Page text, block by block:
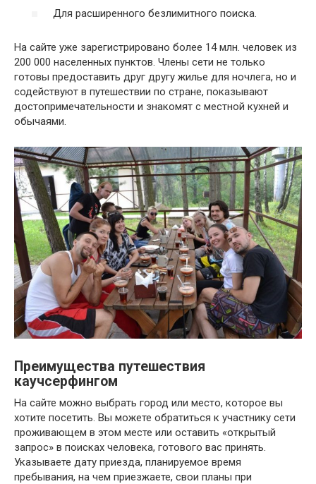
Для расширенного безлимитного поиска.
На сайте уже зарегистрировано более 14 млн. человек из
200 000 населенных пунктов. Члены сети не только
готовы предоставить друг другу жилье для ночлега, но и
содействуют в путешествии по стране, показывают
достопримечательности и знакомят с местной кухней и
обычаями.
Преимущества путешествия
каучсерфингом
На сайте можно выбрать город или место, которое вы
хотите посетить. Вы можете обратиться к участнику сети
проживающем в этом месте или оставить «открытый
запрос» в поисках человека, готового вас принять.
Указываете дату приезда, планируемое время
пребывания, на чем приезжаете, свои планы при